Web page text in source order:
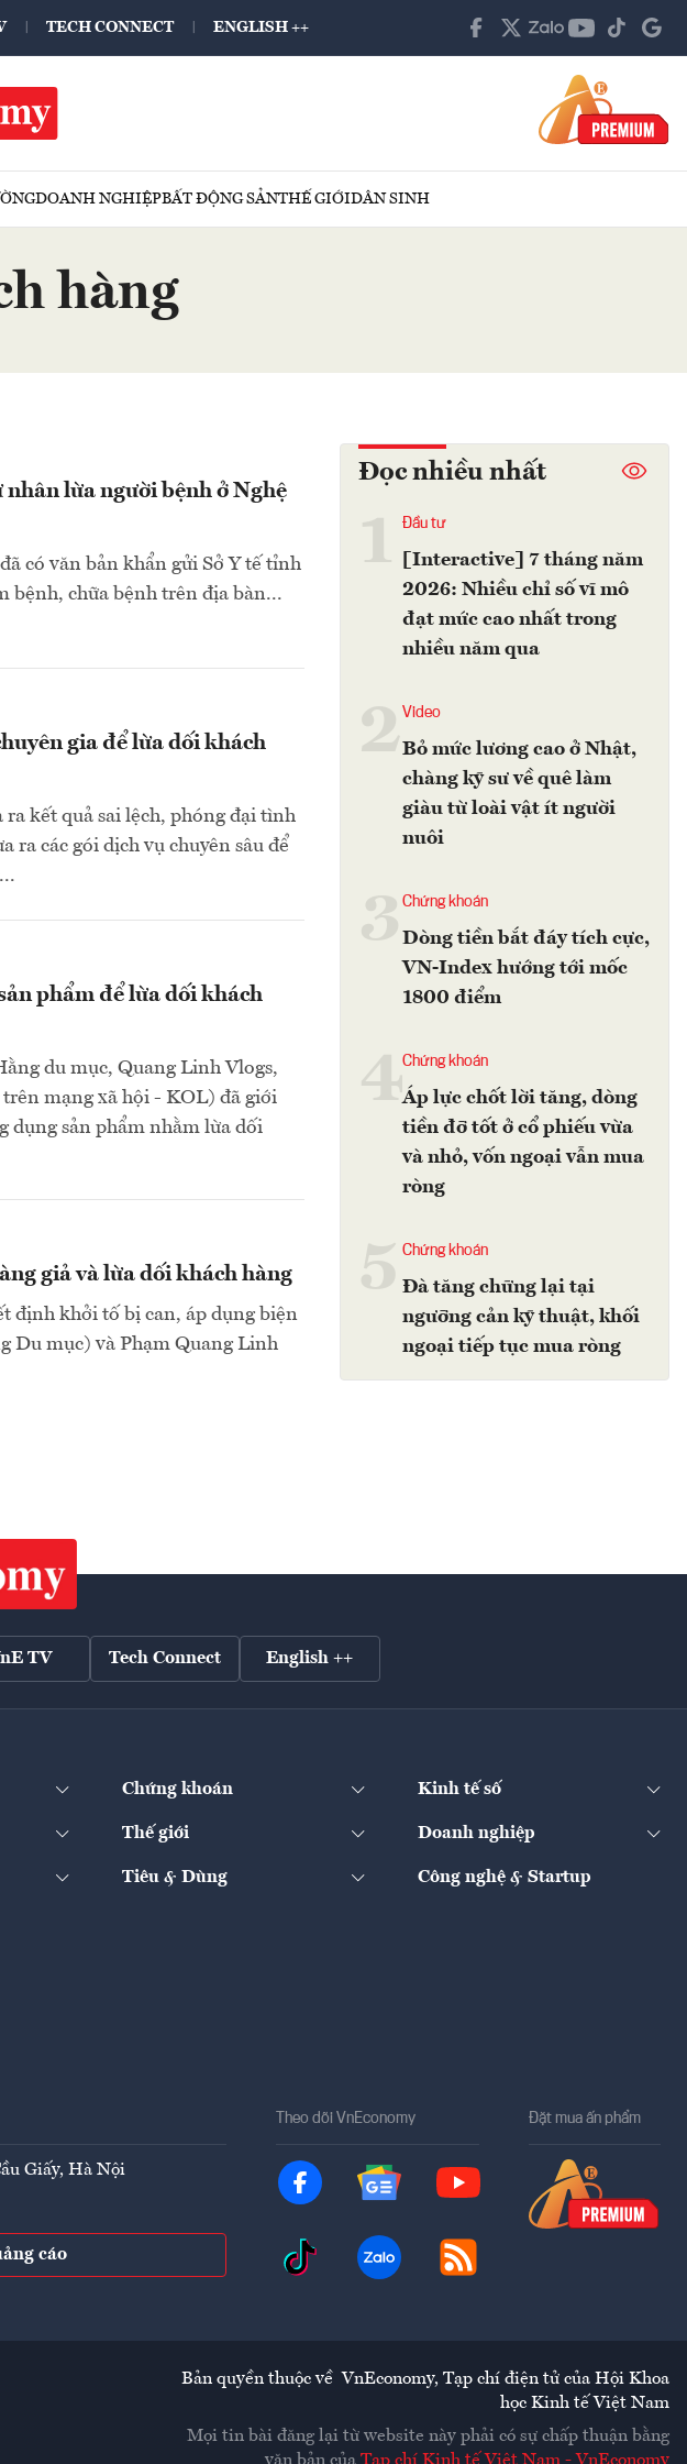
TECH CONNECT ENGLISH ++
DOANH NGHIỆPBẤT ĐỘNG SẢNTHẾ GIỚIDÂN SINH
hàng
nhân lừa người bệnh ở Nghệ
có văn bản khẩn gửi Sở Y tế tỉnh
bệnh, chữa bệnh trên địa bàn...
gia để lừa dối khách
kết quả sai lệch, phóng đại tình
ra các gói dịch vụ chuyên sâu để
phẩm để lừa dối khách
du mục, Quang Linh Vlogs,
mạng xã hội - KOL) đã giới
dụng sản phẩm nhằm lừa dối
giả và lừa dối khách hàng
định khởi tố bị can, áp dụng biện
Du mục) và Phạm Quang Linh
Đọc nhiều nhất
Đầu tư
[Interactive] 7 tháng năm
2026: Nhiều chỉ số vĩ mô
đạt mức cao nhất trong
nhiều năm qua
2Video
Bỏ mức lương cao ở Nhật,
chàng kỹ sư về quê làm
giàu từ loài vật ít người
nuôi
Chứng khoán
Dòng tiền bắt đáy tích cực,
VN-Index hướng tới mốc
1800 điểm
4Chứng khoán
Áp lực chốt lời tăng, dòng
tiền đỡ tốt ở cổ phiếu vừa
và nhỏ, vốn ngoại vẫn mua
ròng
Chứng khoán
Đà tăng chững lại tại
ngưỡng cản kỹ thuật, khối
ngoại tiếp tục mua ròng
TV Tech Connect English ++
Chứng khoán Kinh tế số
Thế giới Doanh nghiệp
Tiêu & Dùng Công nghệ & Startup
Giấy, Hà Nội
cáo
Theo dõi VnEconomy Đặt mua ấn phẩm
Bản quyền thuộc về VnEconomy, Tạp chí điện tử của Hội Khoa
học Kinh tế Việt Nam
Mọi tin bài đăng lại từ website này phải có sự chấp thuận bằng